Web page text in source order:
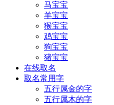
马宝宝
羊宝宝
猴宝宝
鸡宝宝
狗宝宝
猪宝宝
在线取名
取名常用字
五行属金的字
五行属木的字